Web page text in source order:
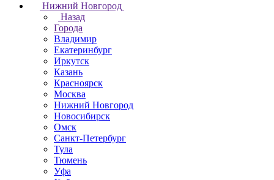
Нижний Новгород
Назад
Города
Владимир
Екатеринбург
Иркутск
Казань
Красноярск
Москва
Нижний Новгород
Новосибирск
Омск
Санкт-Петербург
Тула
Тюмень
Уфа